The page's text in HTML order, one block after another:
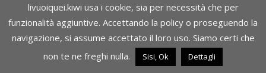
anni.
[RICORDA: NEGARE! NEGARE SEMPRE!
CON TUTTO TE STESSO!]
livuoiquei.kiwi usa i cookie, sia per necessità che per
funzionalità aggiuntive. Accettando la policy o proseguendo la
navigazione, si assume accettato il loro uso. Siamo certi che
non te ne freghi nulla.
Sisi, Ok Dettagli